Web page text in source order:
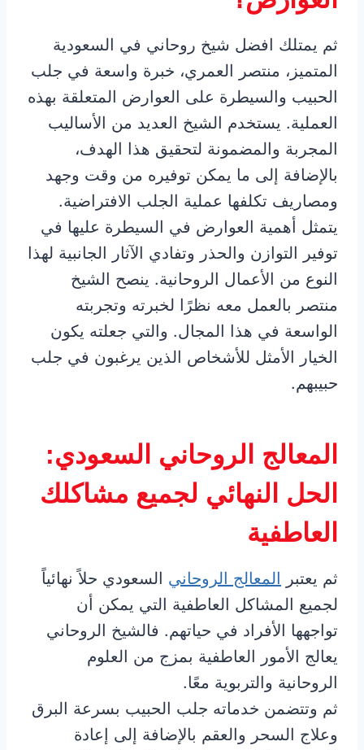
ثم يمتلك افضل شيخ روحاني في السعودية
المتميز، منتصر العمري، خبرة واسعة في جلب
الحبيب والسيطرة على العوارض المتعلقة بهذه
العملية. يستخدم الشيخ العديد من الأساليب
المجربة والمضمونة لتحقيق هذا الهدف،
بالإضافة إلى ما يمكن توفيره من وقت وجهد
ومصاريف تكلفها عملية الجلب الافتراضية.
يتمثل أهمية العوارض في السيطرة عليها في
توفير التوازن والحذر وتفادي الآثار الجانبية لهذا
النوع من الأعمال الروحانية. ينصح الشيخ
منتصر بالعمل معه نظرًا لخبرته وتجربته
الواسعة في هذا المجال. والتي جعلته يكون
الخيار الأمثل للأشخاص الذين يرغبون في جلب
حبيبهم.
المعالج الروحاني السعودي:
الحل النهائي لجميع مشاكلك
العاطفية
ثم يعتبر المعالج الروحاني السعودي حلاً نهائياً
لجميع المشاكل العاطفية التي يمكن أن
تواجهها الأفراد في حياتهم. فالشيخ الروحاني
يعالج الأمور العاطفية بمزج من العلوم
الروحانية والتربوية معًا.
ثم وتتضمن خدماته جلب الحبيب بسرعة البرق
وعلاج السحر والعقم بالإضافة إلى إعادة